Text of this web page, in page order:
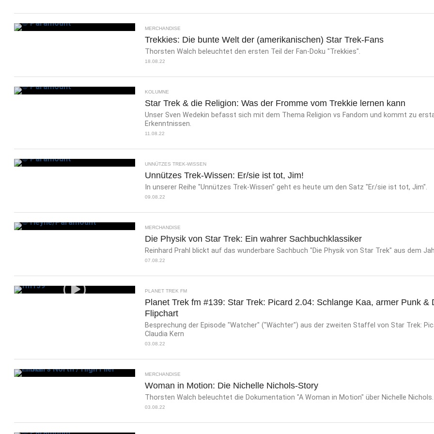
MERCHANDISE
Trekkies: Die bunte Welt der (amerikanischen) Star Trek-Fans
Thorsten Walch beleuchtet den ersten Teil der Fan-Doku "Trekkies".
18.08.22
KOLUMNE
Star Trek & die Religion: Was der Fromme vom Trekkie lernen kann
Unser Sven Wedekin befasst sich mit dem Thema Religion vs Fandom und kommt zu
Erkenntnissen.
11.08.22
UNNÜTZES TREK-WISSEN
Unnützes Trek-Wissen: Er/sie ist tot, Jim!
In unserer Reihe "Unnützes Trek-Wissen" geht es heute um den Satz "Er/sie ist tot, Jim".
09.08.22
MERCHANDISE
Die Physik von Star Trek: Ein wahrer Sachbuchklassiker
Reinhard Prahl blickt auf das wunderbare Sachbuch "Die Physik von Star Trek" aus dem
07.08.22
PLANET TREK FM
Planet Trek fm #139: Star Trek: Picard 2.04: Schlange Kaa, armer Punk &
Flipchart
Besprechung der Episode "Watcher" ("Wächter") aus der zweiten Staffel von Star Trek:
Claudia Kern
03.08.22
MERCHANDISE
Woman in Motion: Die Nichelle Nichols-Story
Thorsten Walch beleuchtet die Dokumentation "A Woman in Motion" über Nichelle Nichols.
03.08.22